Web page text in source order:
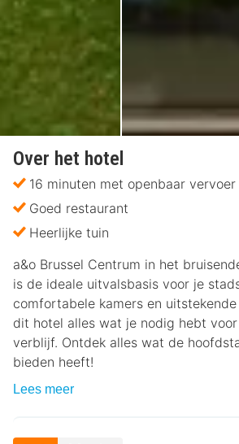
Over het hotel
16 minuten met openbaar
Goed restaurant
Heerlijke tuin
a&o Brussel Centrum in het
is de ideale uitvalsbasis voor je
comfortabele kamers en
dit hotel alles wat je nodig hebt
verblijf. Ontdek alles wat de
bieden heeft!
Lees meer